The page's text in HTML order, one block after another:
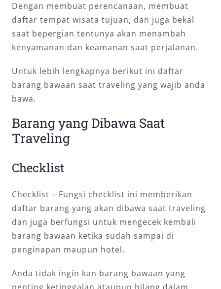
Dengan membuat perencanaan, membuat
daftar tempat wisata tujuan, dan juga bekal
saat bepergian tentunya akan menambah
kenyamanan dan keamanan saat perjalanan.
Untuk lebih lengkapnya berikut ini daftar
barang bawaan saat traveling yang wajib anda
bawa.
Barang yang Dibawa Saat
Traveling
Checklist
Checklist – Fungsi checklist ini memberikan
daftar barang yang akan dibawa saat traveling
dan juga berfungsi untuk mengecek kembali
barang bawaan ketika sudah sampai di
penginapan maupun hotel.
Anda tidak ingin kan barang bawaan yang
penting ketinggalan ataupun hilang dalam